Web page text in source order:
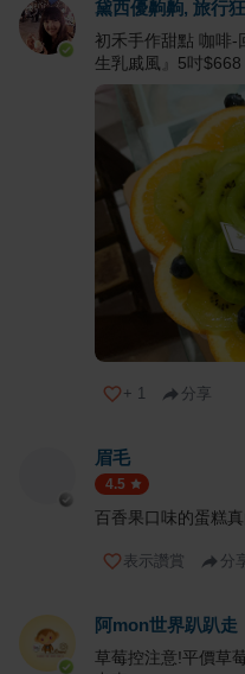
黛西優齁齁, 旅行狂
初禾手作甜點 咖啡-
生乳戚風』5吋$668
+ 1 分享
眉毛
4.5
百香果口味的蛋糕
表示讚賞 分
阿mon世界趴趴走
草莓控注意!平價草